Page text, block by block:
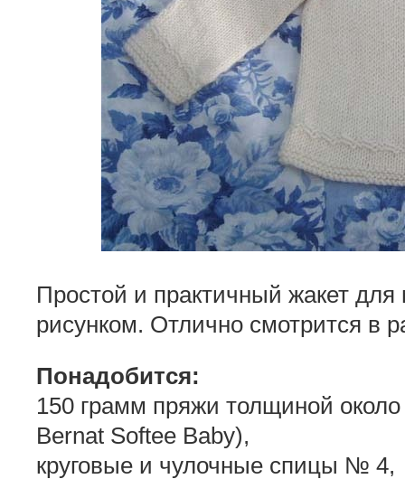
Простой и практичный жакет
рисунком. Отлично смотрится в
Понадобится:
150 грамм пряжи толщиной
Bernat Softee Baby),
круговые и чулочные спицы № 4,